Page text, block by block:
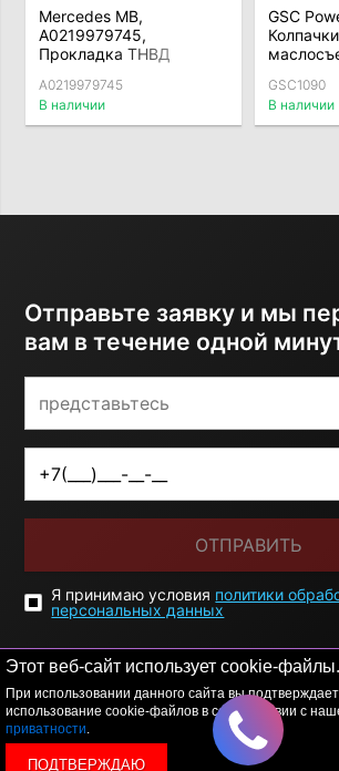
Этот веб-сайт использует cookie-файлы.
При использовании данного сайта вы
использование cookie-файлов в соответствии с
приватности.
ПОДТВЕРЖДАЮ
Mercedes MB,
A0219979745,
Прокладка ТНВД
A0219979745
В наличии
GSC
Колпачки
N54 /
комплект
GSC1090
В наличии
Отправьте заявку и мы
вам в течение одной
ОТПРАВИТЬ
Я принимаю условия политики
персональных данных